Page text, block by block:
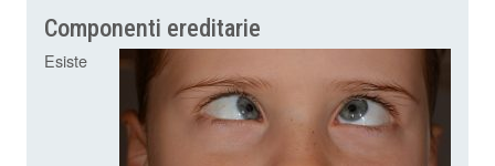
Componenti ereditarie
Esiste